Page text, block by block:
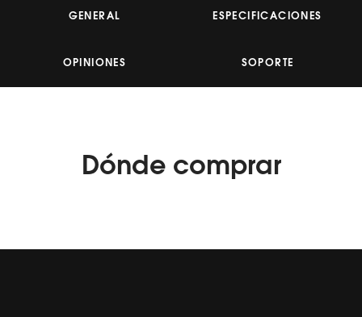
GENERAL ESPECIFICACIONES
OPINIONES SOPORTE
Dónde comprar